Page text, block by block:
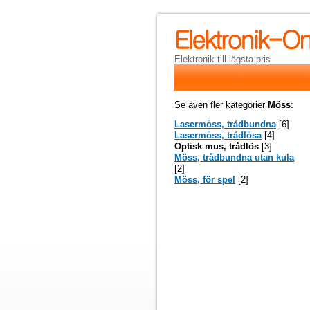
Elektronik till lägsta pris
Se även fler kategorier Möss:
Lasermöss, trådbundna[6]
Lasermöss, trådlösa[4]
Optisk mus, trådlös [3]
Möss, trådbundna utan kula
[2]
Möss, för spel
[2]